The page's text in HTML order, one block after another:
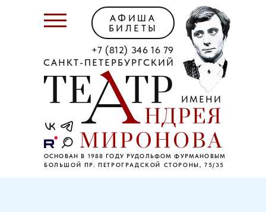
САНКТ-ПЕТЕРБУРГСКИЙ
ИМЕНИ
ОСНОВАН В 1988 ГОДУ РУДОЛЬФОМ ФУРМАНОВЫМ
+7 (812) 346 16 79
БОЛЬШОЙ ПР. ПЕТРОГРАДСКОЙ СТОРОНЫ, 75/35
АФИША
БИЛЕТЫ